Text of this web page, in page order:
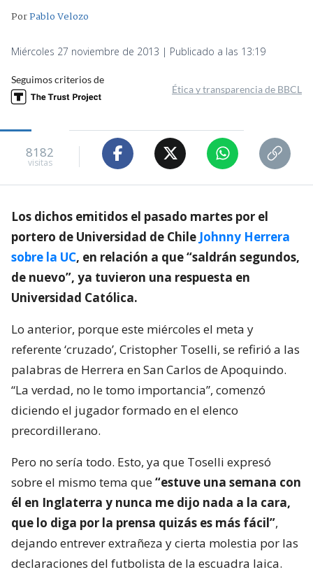
PorPablo Velozo
Miércoles 27 noviembre de 2013 | Publicado a las 13:19
Seguimos criterios de
Ética y transparencia de BBCL
8182
visitas
Los dichos emitidos el pasado martes por el
portero de Universidad de Chile Johnny Herrera
sobre la UC, en relación a que “saldrán segundos,
de nuevo”, ya tuvieron una respuesta en
Universidad Católica.
Lo anterior, porque este miércoles el meta y
referente ‘cruzado’, Cristopher Toselli, se refirió a las
palabras de Herrera en San Carlos de Apoquindo.
“La verdad, no le tomo importancia”, comenzó
diciendo el jugador formado en el elenco
precordillerano.
Pero no sería todo. Esto, ya que Toselli expresó
sobre el mismo tema que“estuve una semana con
él en Inglaterra y nunca me dijo nada a la cara,
que lo diga por la prensa quizás es más fácil”,
dejando entrever extrañeza y cierta molestia por las
declaraciones del futbolista de la escuadra laica.